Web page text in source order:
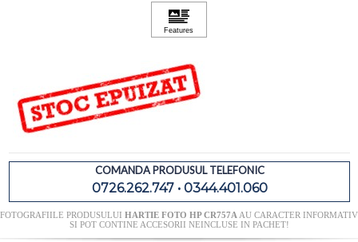
COMANDA PRODUSUL TELEFONIC
0726.262.747 • 0344.401.060
FOTOGRAFIILE PRODUSULUI HARTIE FOTO HP CR757A AU CARACTER INFORMATIV
SI POT CONTINE ACCESORII NEINCLUSE IN PACHET!